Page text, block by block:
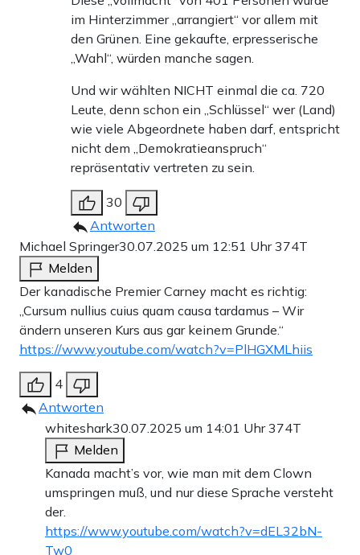
im Hinterzimmer „arrangiert“ vor allem mit
den Grünen. Eine gekaufte, erpresserische
„Wahl“, würden manche sagen.
Und wir wählten NICHT einmal die ca. 720
Leute, denn schon ein „Schlüssel“ wer (Land)
wie viele Abgeordnete haben darf, entspricht
nicht dem „Demokratieanspruch“
repräsentativ vertreten zu sein.
30
Antworten
Michael Springer30.07.2025 um 12:51 Uhr374T
Melden
Der kanadische Premier Carney macht es richtig:
„Cursum nullius cuius quam causa tardamus – Wir
ändern unseren Kurs aus gar keinem Grunde.“
https://www.youtube.com/watch?v=PlHGXMLhiis
4
Antworten
whiteshark30.07.2025 um 14:01 Uhr374T
Melden
Kanada macht’s vor, wie man mit dem Clown
umspringen muß, und nur diese Sprache versteht
der.
https://www.youtube.com/watch?v=dEL32bN-
Tw0